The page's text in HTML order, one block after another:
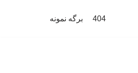
404 برگه نمونه